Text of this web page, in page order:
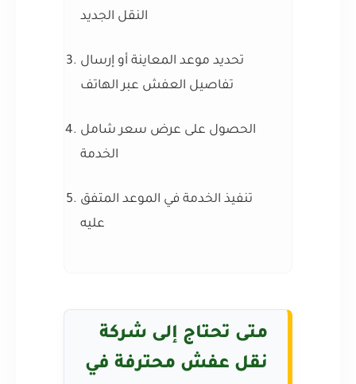
النقل الجديد
تحديد موعد المعاينة أو إرسال
تفاصيل العفش عبر الهاتف
الحصول على عرض سعر شامل
الخدمة
تنفيذ الخدمة في الموعد المتفق
عليه
متى تحتاج إلى شركة
نقل عفش محترفة في